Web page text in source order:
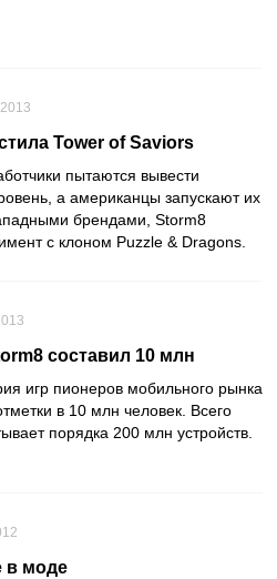
Tower of Saviors
пытаются вывести
а американцы запускают их
брендами, Storm8
с клоном Puzzle & Dragons.
составил 10 млн
игр пионеров мобильного рынка
в 10 млн человек. Всего
порядка 200 млн устройств.
в моде